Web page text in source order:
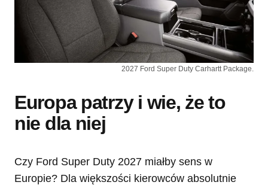
2027 Ford Super Duty Carhartt Package.
Europa patrzy i wie, że to
nie dla niej
Czy Ford Super Duty 2027 miałby sens w
Europie? Dla większości kierowców absolutnie